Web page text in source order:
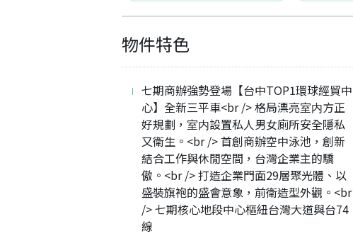
物件特色
七期商辦強勢登場【台中TOP1環球經貿中
心】全新三平車<br /> 格局漂亮室内方正
好規劃，室内設置私人男女廁所安全隱私
又衛生。<br /> 首創商辦空中泳池，創新
結合工作與休閒空間，台灣企業主的驕
傲。<br /> 打造企業門面29層聚光體、以
盛裝旗袍的盛會意象，前衛造型外觀。<br
/> 七期核心地段中心樞紐台灣大道與台74
線